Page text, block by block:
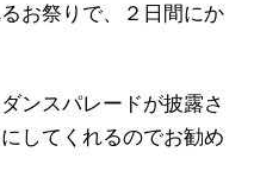
お祭りで、２日間にか
ンスパレードが披露さ
してくれるのでお勧め